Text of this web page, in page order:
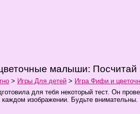
малыши: Посчитай
> Игры Для детей > Игра Фифи и
для тебя некоторый тест. Он
каждом изображении. Будьте